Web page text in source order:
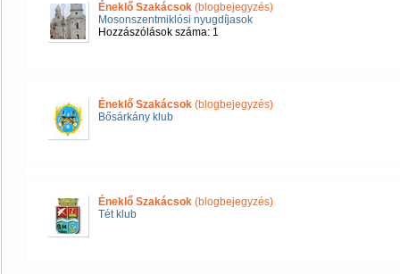
Éneklő Szakácsok (blogbejegyzés)
Mosonszentmiklósi nyugdíjasok
Hozzászólások száma: 1
Éneklő Szakácsok (blogbejegyzés)
Bősárkány klub
Éneklő Szakácsok (blogbejegyzés)
Tét klub